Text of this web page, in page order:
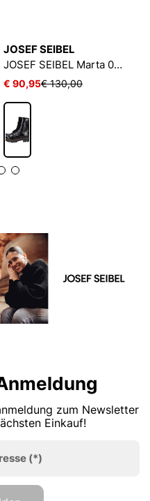
JOSEF SEIBEL
JOSEF SEIBEL Marta 02 | Stiefelette für Damen | Schwarz
€ 90,95€ 130,00
zum Newsletter
Einkauf!
(*)